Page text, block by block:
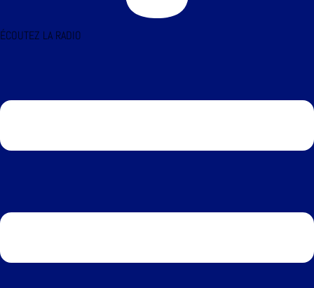
ÉCOUTEZ LA RADIO